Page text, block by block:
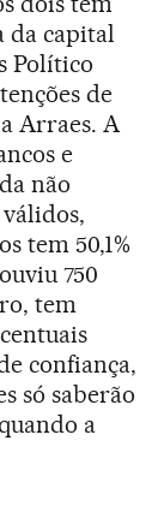
da capital
Político
de
Arraes. A
e
não
tem 50,1%
750
tem
confiança,
só saberão
a